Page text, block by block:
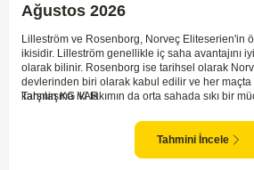
Ağustos 2026
Lilleström ve Rosenborg, Norveç Eliteserien'in
ikisidir. Lilleström genellikle iç saha avantajını
olarak bilinir. Rosenborg ise tarihsel olarak
devlerinden biri olarak kabul edilir ve her maçta
karşılaşma iki takımın da orta sahada sıkı bir
oyunundaki etkisi birlikte düşünüldüğünde,
olasıdır. İki takımın da gol atma potansiyeli
Tahmin KG VAR
Tahmini İncele